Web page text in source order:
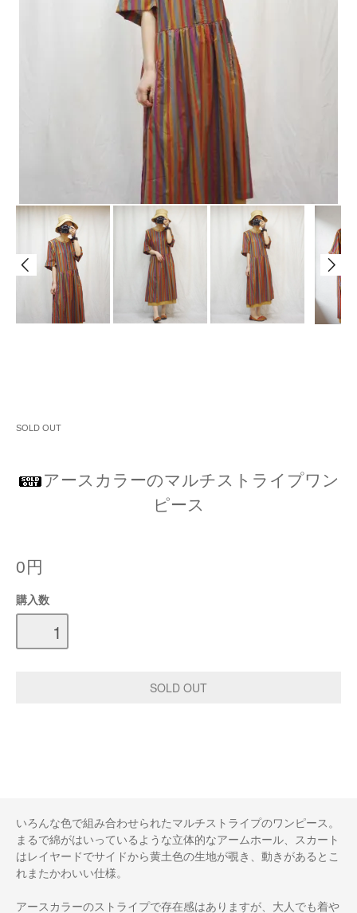
SOLD OUT
アースカラーのマルチストライプワン
ピース
0円
購入数
いろんな色で組み合わせられたマルチストライプのワンピース。
まるで綿がはいっているような立体的なアームホール、スカート
はレイヤードでサイドから黄土色の生地が覗き、動きがあるとこ
れまたかわいい仕様。
アースカラーのストライプで存在感はありますが、大人でも着や